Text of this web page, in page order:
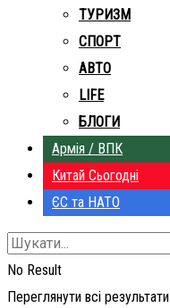
ТУРИЗМ
СПОРТ
АВТО
LIFE
БЛОГИ
Армія / ВПК
Китай Сьогодні
ЄС та НАТО
No Result
Переглянути всі результати